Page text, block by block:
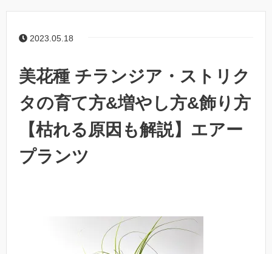
2023.05.18
美花種 チランジア・ストリク
タの育て方&増やし方&飾り方
【枯れる原因も解説】エアー
プランツ